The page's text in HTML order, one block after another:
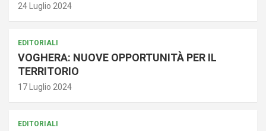
24 Luglio 2024
EDITORIALI
VOGHERA: NUOVE OPPORTUNITÀ PER IL
TERRITORIO
17 Luglio 2024
EDITORIALI